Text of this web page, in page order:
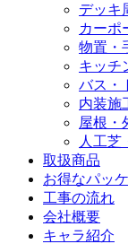
デッキ
カーポ
物置・
キッチ
バス・
内装施
屋根・
人工芝
取扱商品
お得なパッ
工事の流れ
会社概要
キャラ紹介